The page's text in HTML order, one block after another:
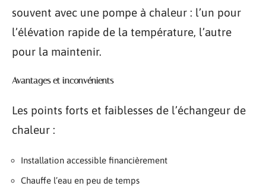
souvent avec une pompe à chaleur : l’un pour
l’élévation rapide de la température, l’autre
pour la maintenir.
Avantages et inconvénients
Les points forts et faiblesses de l’échangeur de
chaleur :
Installation accessible financièrement
Chauffe l’eau en peu de temps